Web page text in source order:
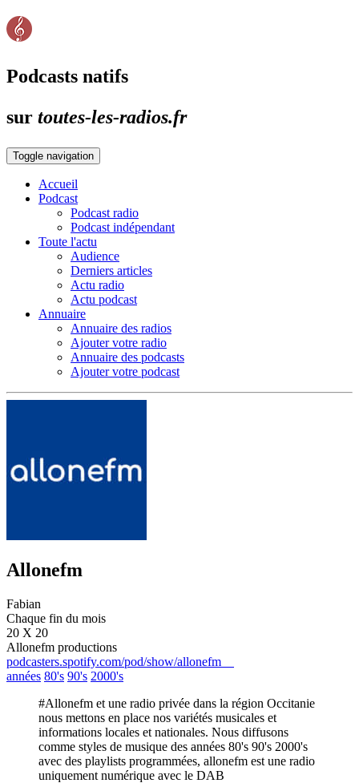
Podcasts natifs
sur toutes-les-radios.fr
Toggle navigation
Accueil
Podcast
Podcast radio
Podcast indépendant
Toute l'actu
Audience
Derniers articles
Actu radio
Actu podcast
Annuaire
Annuaire des radios
Ajouter votre radio
Annuaire des podcasts
Ajouter votre podcast
Allonefm
Fabian
Chaque fin du mois
20 X 20
Allonefm productions
podcasters.spotify.com/pod/show/allonefm
années 80's 90's 2000's
#Allonefm et une radio privée dans la région Occitanie
nous mettons en place nos variétés musicales et
informations locales et nationales. Nous diffusons
comme styles de musique des années 80's 90's 2000's
avec des playlists programmées, allonefm est une radio
uniquement numérique avec le DAB